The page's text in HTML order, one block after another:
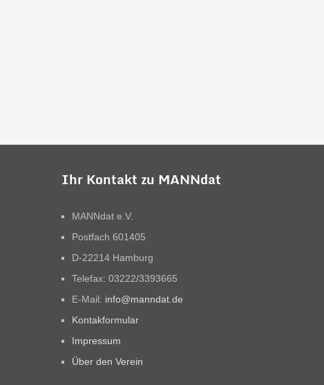
Ihr Kontakt zu MANNdat
MANNdat e.V.
Postfach 601405
D-22214 Hamburg
Telefax: 03222/3393665
E-Mail: info@manndat.de
Kontakformular
Impressum
Über den Verein